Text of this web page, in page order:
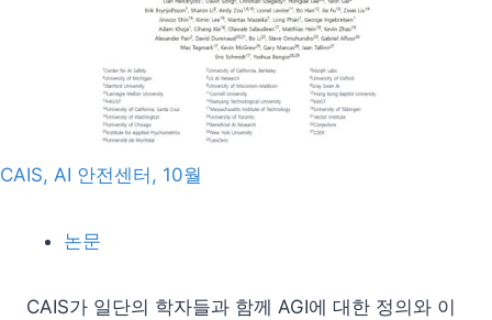
CAIS, AI 안전센터, 10월
논문
CAIS가 일단의 학자들과 함께 AGI에 대한 정의와 이